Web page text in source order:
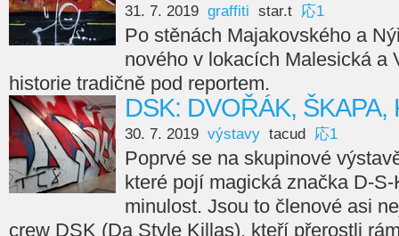
31. 7. 2019 graffiti star.t 応1
Po stěnách Majakovského a
nového v lokacích Malesická a
historie tradičně pod reportem.
DSK: DVOŘÁK, ŠKAPA,
30. 7. 2019 výstavy tacud 応1
Poprvé se na skupinové
které pojí magická značka D-
minulost. Jsou to členové asi
crew DSK (Da Style Killas), kteří přerostli